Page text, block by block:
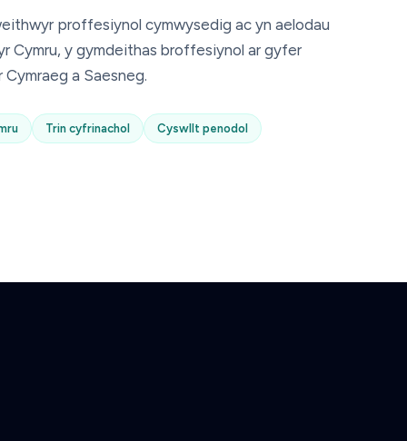
proffesiynol cymwysedig ac yn aelodau
Cymru, y gymdeithas broffesiynol ar gyfer
a Saesneg.
Trin cyfrinachol Cyswllt penodol